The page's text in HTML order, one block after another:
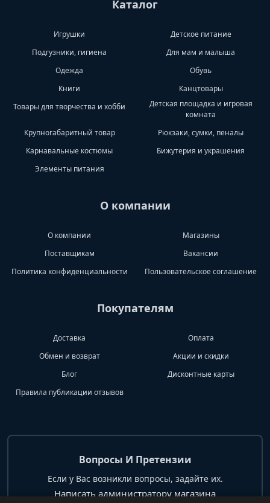
Каталог
Игрушки
Детское питание
Подгузники, гигиена
Для мам и малыша
Одежда
Обувь
Книги
Канцтовары
Товары для творчества и хобби
Детская площадка и игровая
комната
Крупногабаритный товар
Рюкзаки, сумки, пеналы
Карнавальные костюмы
Бижутерия и украшения
Элементы питания
О компании
О компании
Магазины
Поставщикам
Вакансии
Политика конфиденциальности
Пользовательское соглашение
Покупателям
Доставка
Оплата
Обмен и возврат
Акции и скидки
Блог
Дисконтные карты
Правила публикации отзывов
Вопросы И Претензии
Если у Вас возникли вопросы, задайте их.
Написать администратору магазина